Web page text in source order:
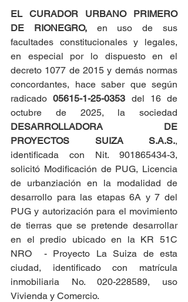
EL CURADOR URBANO PRIMERO
DE RIONEGRO, en uso de sus
facultades constitucionales y legales,
en especial por lo dispuesto en el
decreto 1077 de 2015 y demás normas
concordantes, hace saber que según
radicado 05615-1-25-0353 del 16 de
DESARROLLADORA DE
PROYECTOS SUIZA S.A.S.,
identificada con Nit. 901865434-3,
solicitó Modificación de PUG, Licencia
de urbanziación en la modalidad de
desarrollo para las etapas 6A y 7 del
PUG y autorización para el movimiento
de tierras que se pretende desarrollar
en el predio ubicado en la KR 51C
NRO  - Proyecto La Suiza de esta
ciudad, identificado con matrícula
inmobiliaria No. 020-228589, uso
Vivienda y Comercio.